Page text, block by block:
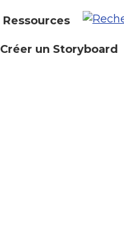
Ressources
Créer un Storyboard